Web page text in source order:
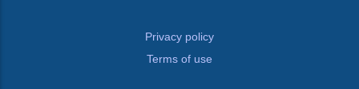
Privacy policy
Terms of use